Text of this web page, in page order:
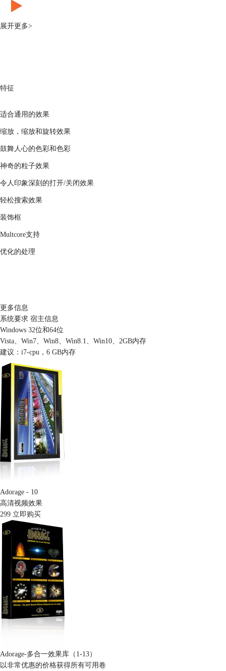
展开更多>
特征
适合通用的效果
缩放，缩放和旋转效果
鼓舞人心的色彩和色彩
神奇的粒子效果
令人印象深刻的打开/关闭效果
轻松搜索效果
装饰框
Multcore支持
优化的处理
更多信息
系统要求 宿主信息
Windows 32位和64位
Vista、Win7、Win8、Win8.1、Win10、2GB内存
建议：i7-cpu，6 GB内存
Adorage - 10
高清视频效果
299 立即购买
Adorage-多合一效果库（1-13）
以非常优惠的价格获得所有可用卷